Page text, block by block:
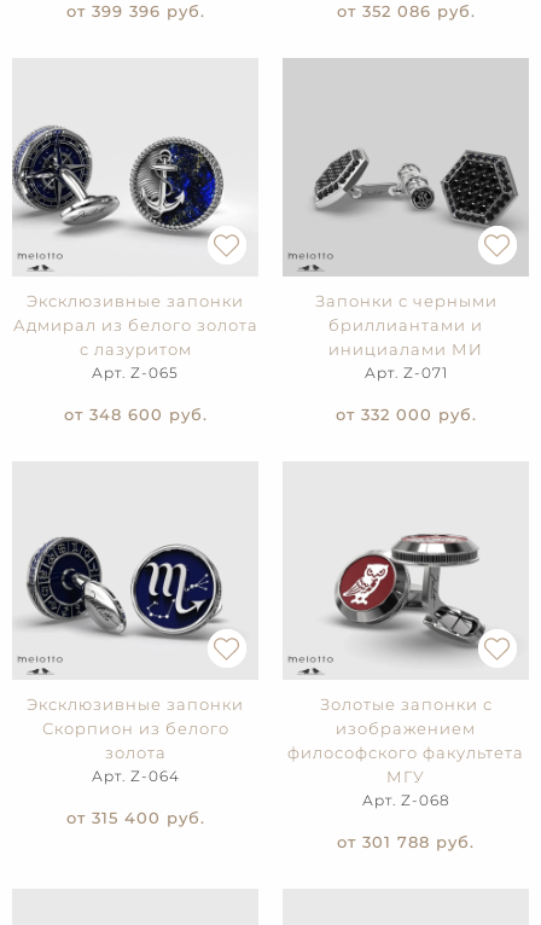
от 399 396 руб. от 352 086 руб.
Эксклюзивные запонки
Адмирал из белого золота
с лазуритом
Арт. Z-065
от 348 600 руб.
Запонки с черными
бриллиантами и
инициалами МИ
Арт. Z-071
от 332 000 руб.
Эксклюзивные запонки
Скорпион из белого
золота
Арт. Z-064
от 315 400 руб.
Золотые запонки с
изображением
философского факультета
МГУ
Арт. Z-068
от 301 788 руб.